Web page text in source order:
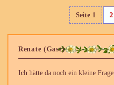
Seite 1 2
Renate (Gast)
Ich hätte da noch ein kleine Frage.